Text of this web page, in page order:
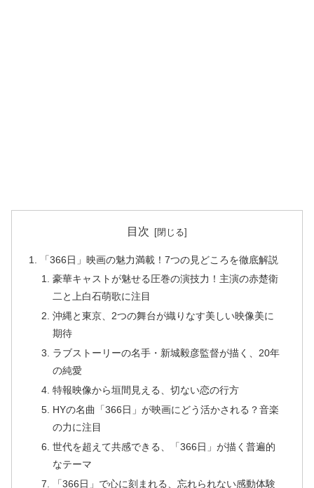
目次
「366日」映画の魅力満載！7つの見どころを徹底解説
豪華キャストが魅せる圧巻の演技力！主演の赤楚衛
二と上白石萌歌に注目
沖縄と東京、2つの舞台が織りなす美しい映像美に
期待
ラブストーリーの名手・新城毅彦監督が描く、20年
の純愛
特報映像から垣間見える、切ない恋の行方
HYの名曲「366日」が映画にどう活かされる？音楽
の力に注目
世代を超えて共感できる、「366日」が描く普遍的
なテーマ
「366日」で心に刻まれる、忘れられない感動体験